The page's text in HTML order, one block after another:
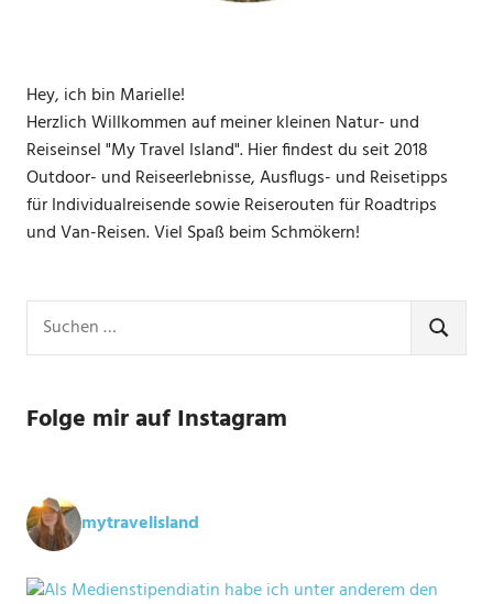
Hey, ich bin Marielle!
Herzlich Willkommen auf meiner kleinen Natur- und
Reiseinsel "My Travel Island". Hier findest du seit 2018
Outdoor- und Reiseerlebnisse, Ausflugs- und Reisetipps
für Individualreisende sowie Reiserouten für Roadtrips
und Van-Reisen. Viel Spaß beim Schmökern!
nach:
SUCHEN
Folge mir auf Instagram
mytravelisland